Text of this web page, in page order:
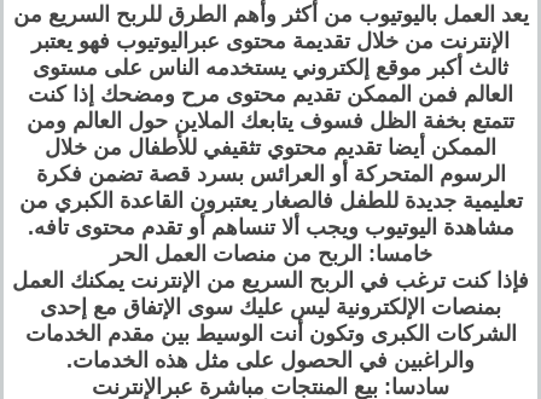
يعد العمل باليوتيوب من أكثر وأهم الطرق للربح السريع من
الإنترنت من خلال تقديمة محتوى عبراليوتيوب فهو يعتبر
ثالث أكبر موقع إلكتروني يستخدمه الناس على مستوى
العالم فمن الممكن تقديم محتوى مرح ومضحك إذا كنت
تتمتع بخفة الظل فسوف يتابعك الملاين حول العالم ومن
الممكن أيضا تقديم محتوي تثقيفي للأطفال من خلال
الرسوم المتحركة أو العرائس بسرد قصة تضمن فكرة
تعليمية جديدة للطفل فالصغار يعتبرون القاعدة الكبري من
مشاهدة اليوتيوب ويجب ألا تنساهم أو تقدم محتوى تافه.
خامسا: الربح من منصات العمل الحر
فإذا كنت ترغب في الربح السريع من الإنترنت يمكنك العمل
بمنصات الإلكترونية ليس عليك سوى الإتفاق مع إحدى
الشركات الكبرى وتكون أنت الوسيط بين مقدم الخدمات
والراغبين في الحصول على مثل هذه الخدمات.
سادسا: بيع المنتجات مباشرة عبرالإنترنت